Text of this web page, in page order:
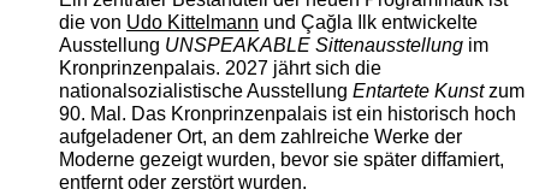
die von Udo Kittelmann und Çağla Ilk entwickelte
Ausstellung UNSPEAKABLE Sittenausstellungim
Kronprinzenpalais. 2027 jährt sich die
nationalsozialistische Ausstellung Entartete Kunstzum
90. Mal. Das Kronprinzenpalais ist ein historisch hoch
aufgeladener Ort, an dem zahlreiche Werke der
Moderne gezeigt wurden, bevor sie später diffamiert,
entfernt oder zerstört wurden.